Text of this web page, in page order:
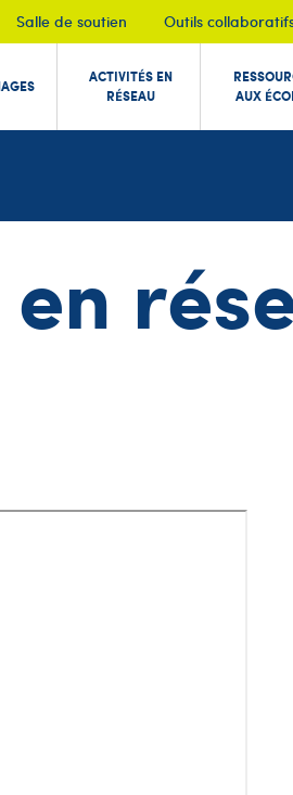
Salle de soutien Outils
ACTIVITÉS EN
RÉSEAU
AUX